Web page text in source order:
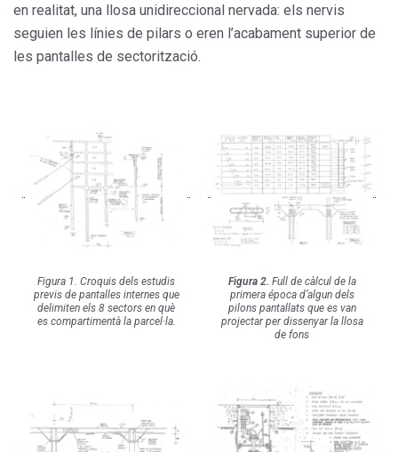
en realitat, una llosa unidireccional nervada: els nervis
seguien les línies de pilars o eren l’acabament superior de
les pantalles de sectorització.
Figura 1. Croquis dels estudis
previs de pantalles internes que
delimiten els 8 sectors en què
es compartimentà la parcel·la.
Figura 2. Full de càlcul de la
primera época d’algun dels
pilons pantallats que es van
projectar per dissenyar la llosa
de fons